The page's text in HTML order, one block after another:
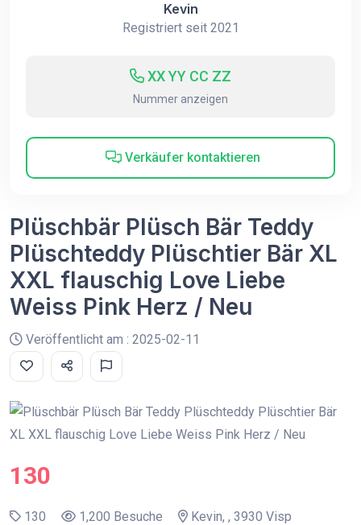
Kevin
Registriert seit 2021
XX YY CC ZZ
Nummer anzeigen
Verkäufer kontaktieren
Plüschbär Plüsch Bär Teddy
Plüschteddy Plüschtier Bär XL
XXL flauschig Love Liebe
Weiss Pink Herz / Neu
Veröffentlicht am : 2025-02-11
130
130 1,200 Besuche Kevin, , 3930 Visp